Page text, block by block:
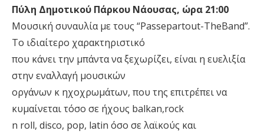
Πύλη Δημοτικού Πάρκου Νάουσας, ώρα 21:00
Μουσική συναυλία με τους “Passepartout-TheBand”.
To ιδιαίτερο χαρακτηριστικό
που κάνει την μπάντα να ξεχωρίζει, είναι η ευελιξία
στην εναλλαγή μουσικών
οργάνων κ ηχοχρωμάτων, που της επιτρέπει να
κυμαίνεται τόσο σε ήχους balkan,rock
n roll, disco, pop, latin όσο σε λαϊκούς και